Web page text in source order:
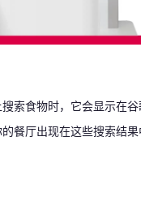
索食物时，它会显示在谷
餐厅出现在这些搜索结